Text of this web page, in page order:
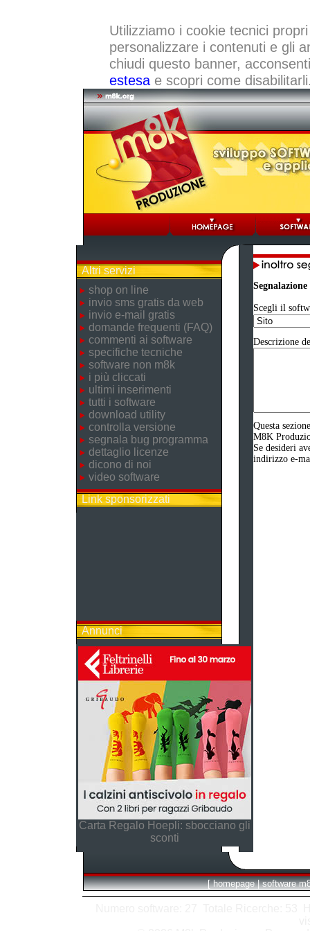
Utilizziamo i cookie tecnici
personalizzare i contenuti e gli
chiudi questo banner,
estesae scopri come
Altri servizi
shop on line
invio sms gratis da web
invio e-mail gratis
domande frequenti (FAQ)
commenti ai software
specifiche tecniche
software non m8k
i più cliccati
ultimi inserimenti
tutti i software
download utility
controlla versione
segnala bug programma
dettaglio licenze
dicono di noi
video software
Link sponsorizzati
Annunci
Carta Regalo Hoepli: sbocciano gli
sconti
Scegli il
Descrizione
Questa
M8K
Se desideri
indirizzo e-
[ homepage | software